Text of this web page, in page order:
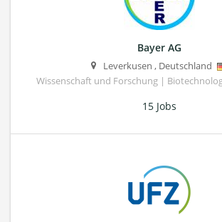
Bayer AG
Leverkusen , Deutschland
Wissenschaft und Forschung |
15 Jobs